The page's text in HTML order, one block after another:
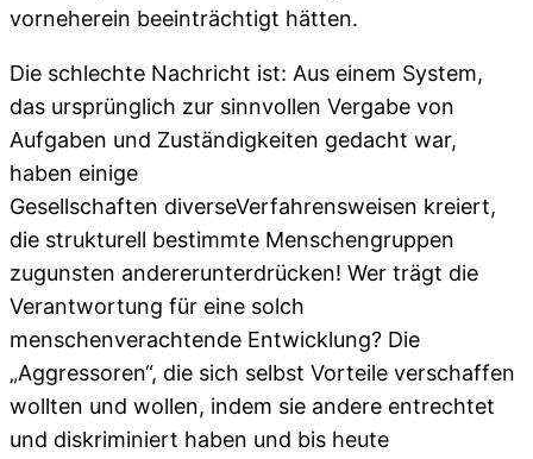
vorneherein beeinträchtigt hätten.
Die schlechte Nachricht ist: Aus einem System,
das ursprünglich zur sinnvollen Vergabe von
Aufgaben und Zuständigkeiten gedacht war,
haben einige
Gesellschaften diverseVerfahrensweisen kreiert,
die strukturell bestimmte Menschengruppen
zugunsten andererunterdrücken! Wer trägt die
Verantwortung für eine solch
menschenverachtende Entwicklung? Die
„Aggressoren“, die sich selbst Vorteile verschaffen
wollten und wollen, indem sie andere entrechtet
und diskriminiert haben und bis heute